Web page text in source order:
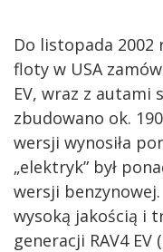
Do listopada
floty w USA
EV, wraz z autami
zbudowano ok.
wersji wynosiła
„elektryk” był
wersji
wysoką jakością i
generacji RAV4